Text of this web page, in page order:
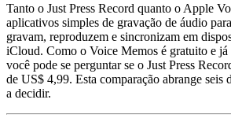
Tanto o Just Press Record quanto o Apple
aplicativos simples de gravação de áudio
gravam, reproduzem e sincronizam em
iCloud. Como o Voice Memos é gratuito e já
você pode se perguntar se o Just Press
de US$ 4,99. Esta comparação abrange seis
a decidir.